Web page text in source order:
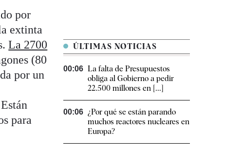
por
extinta
La 2700
(80
por un
para
ÚLTIMAS NOTICIAS
00:06 La falta de Presupuestos
obliga al Gobierno a pedir
22.500 millones en [...]
00:06 ¿Por qué se están parando
muchos reactores nucleares en
Europa?